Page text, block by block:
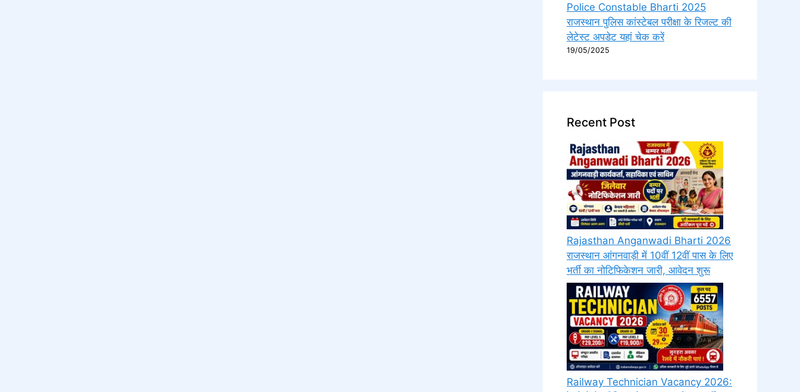
Police Constable Bharti 2025
राजस्थान पुलिस कांस्टेबल परीक्षा के रिजल्ट की
लेटेस्ट अपडेट यहां चेक करें
19/05/2025
Recent Post
Rajasthan Anganwadi Bharti 2026
राजस्थान आंगनवाड़ी में 10वीं 12वीं पास के लिए
भर्ती का नोटिफिकेशन जारी, आवेदन शुरू
Railway Technician Vacancy 2026: